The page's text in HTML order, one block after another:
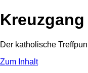
Kreuzgang
Der katholische
Zum Inhalt